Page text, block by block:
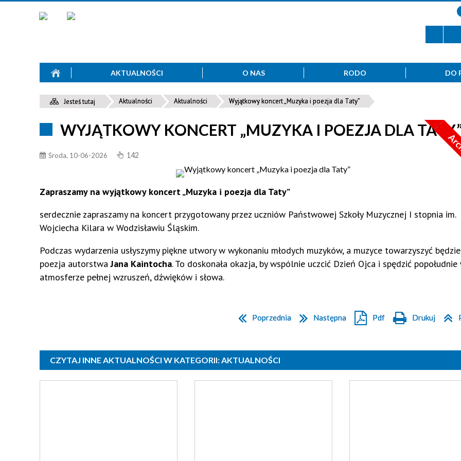
AKTUALNOŚCI O NAS RODO DO
Jesteś tutaj Aktualności Aktualności Wyjątkowy koncert „Muzyka i poezja dla Taty”
WYJĄTKOWY KONCERT „MUZYKA I POEZJA DLA
Środa, 10-06-2026 142
Zapraszamy na wyjątkowy koncert „Muzyka i poezja dla Taty”
serdecznie zapraszamy na koncert przygotowany przez uczniów Państwowej Szkoły Muzycznej I stopnia im.
Wojciecha Kilara w Wodzisławiu Śląskim.
Podczas wydarzenia usłyszymy piękne utwory w wykonaniu młodych muzyków, a muzyce towarzyszyć będzie
poezja autorstwaJana Kaintocha. To doskonała okazja, by wspólnie uczcić Dzień Ojca i spędzić popołudnie
atmosferze pełnej wzruszeń, dźwięków i słowa.
Poprzednia Następna Pdf Drukuj
CZYTAJ INNE AKTUALNOŚCI W KATEGORII: AKTUALNOŚCI